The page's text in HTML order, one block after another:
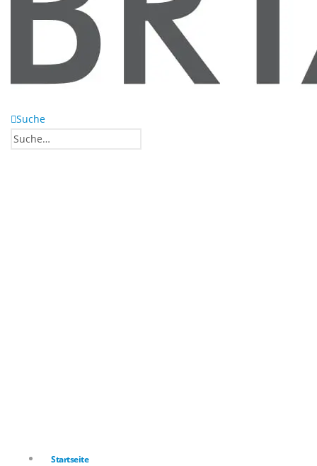
Suche
Startseite